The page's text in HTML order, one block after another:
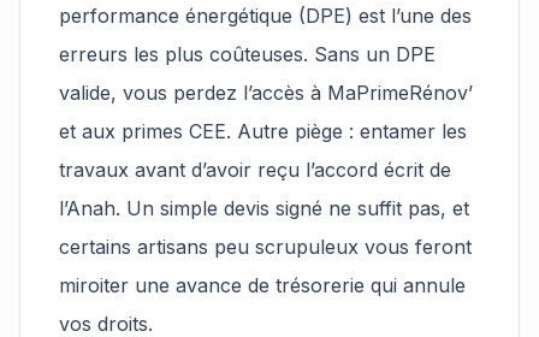
performance énergétique (DPE) est l’une des
erreurs les plus coûteuses. Sans un DPE
valide, vous perdez l’accès à MaPrimeRénov’
et aux primes CEE. Autre piège : entamer les
travaux avant d’avoir reçu l’accord écrit de
l’Anah. Un simple devis signé ne suffit pas, et
certains artisans peu scrupuleux vous feront
miroiter une avance de trésorerie qui annule
vos droits.